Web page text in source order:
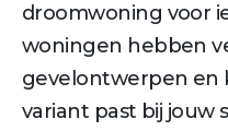
droomwoning voor
woningen hebben
gevelontwerpen en
variant past bij jouw